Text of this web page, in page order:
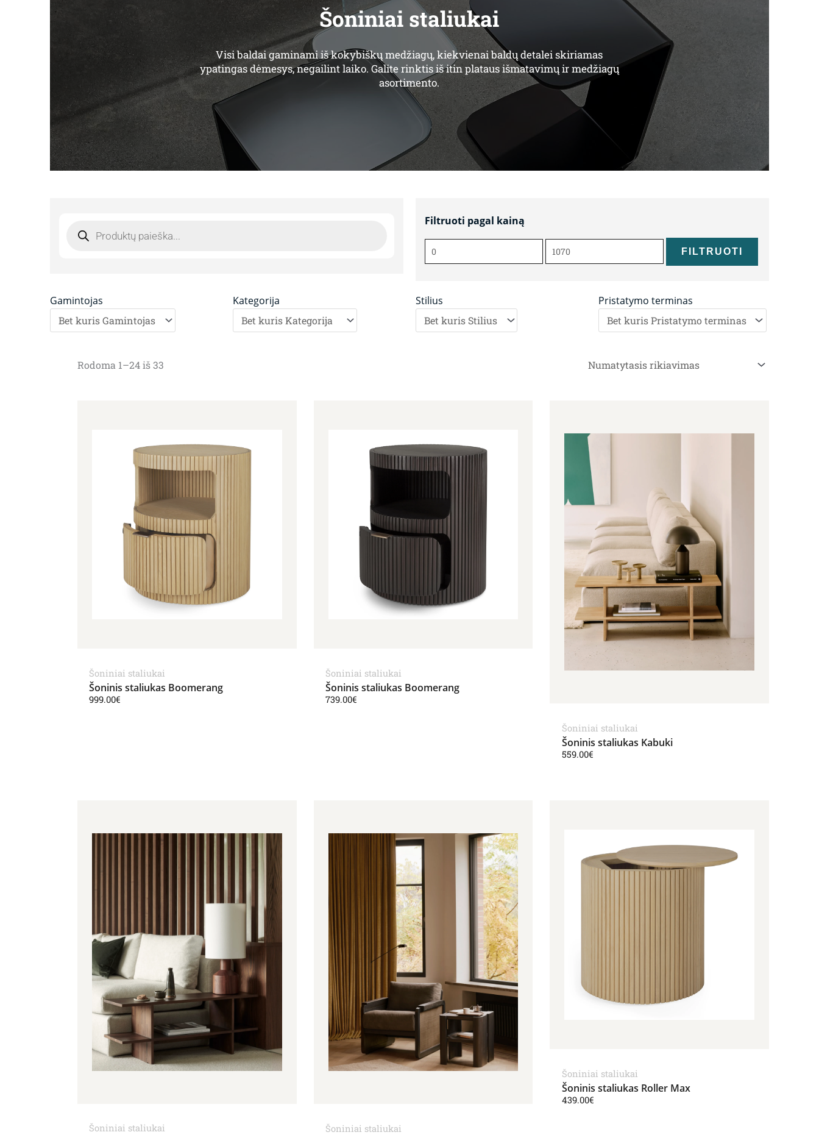
Šoniniai staliukai
Visi baldai gaminami iš kokybiškų medžiagų, kiekvienai baldų detalei skiriamas
ypatingas dėmesys, negailint laiko. Galite rinktis iš itin plataus išmatavimų ir medžiagų
asortimento.
Filtruoti pagal kainą
Min
kaina
kaina
FILTRUOTI
Gamintojas Kategorija Stilius Pristatymo terminas
Rodoma 1–24 iš 33
Šoniniai staliukai
Šoninis staliukas Boomerang
999.00€
Šoniniai staliukai
Šoninis staliukas Boomerang
739.00€
Šoniniai staliukai
Šoninis staliukas Kabuki
559.00€
Šoniniai staliukai Šoniniai staliukai
Šoniniai staliukai
Šoninis staliukas Roller Max
439.00€